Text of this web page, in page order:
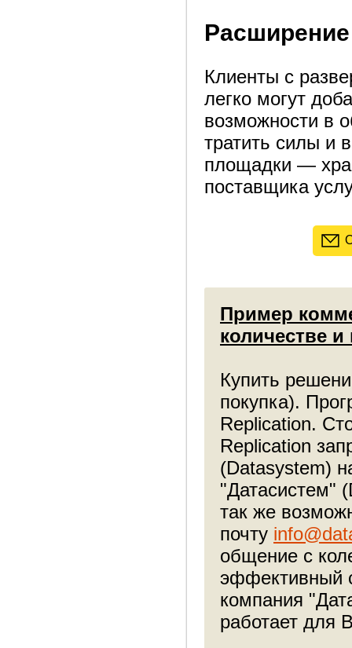
Клиенты с
легко могут
возможности в
тратить силы и
площадки —
поставщика
Пример
количестве
Купить
покупка).
Replication.
Replication
(Datasystem)
"Датасистем"
так же
почту
общение с
эффективный
компания
работает для